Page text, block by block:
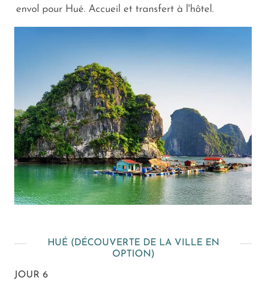
envol pour Hué. Accueil et transfert à l'hôtel.
HUÉ (DÉCOUVERTE DE LA VILLE EN
OPTION)
JOUR 6